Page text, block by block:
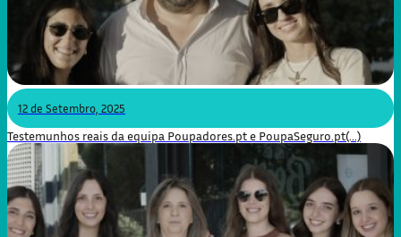
12 de Setembro, 2025
Testemunhos reais da equipa Poupadores.pt e PoupaSeguro.pt(...)